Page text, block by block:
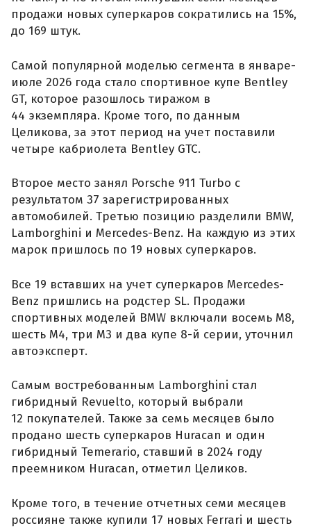
продажи новых суперкаров сократились на 15%,
до 169 штук.
Самой популярной моделью сегмента в январе-
июле 2026 года стало спортивное купе Bentley
GT, которое разошлось тиражом в
44 экземпляра. Кроме того, по данным
Целикова, за этот период на учет поставили
четыре кабриолета Bentley GTC.
Второе место занял Porsche 911 Turbo с
результатом 37 зарегистрированных
автомобилей. Третью позицию разделили BMW,
Lamborghini и Mercedes-Benz. На каждую из этих
марок пришлось по 19 новых суперкаров.
Все 19 вставших на учет суперкаров Mercedes-
Benz пришлись на родстер SL. Продажи
спортивных моделей BMW включали восемь M8,
шесть M4, три M3 и два купе 8-й серии, уточнил
автоэксперт.
Самым востребованным Lamborghini стал
гибридный Revuelto, который выбрали
12 покупателей. Также за семь месяцев было
продано шесть суперкаров Huracan и один
гибридный Temerario, ставший в 2024 году
преемником Huracan, отметил Целиков.
Кроме того, в течение отчетных семи месяцев
россияне также купили 17 новых Ferrari и шесть